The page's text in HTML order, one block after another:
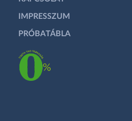
IMPRESSZUM
PRÓBATÁBLA